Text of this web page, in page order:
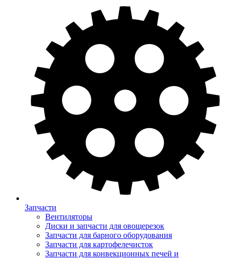
Запчасти
Вентиляторы
Диски и запчасти для овощерезок
Запчасти для барного оборудования
Запчасти для картофелечисток
Запчасти для конвекционных печей и